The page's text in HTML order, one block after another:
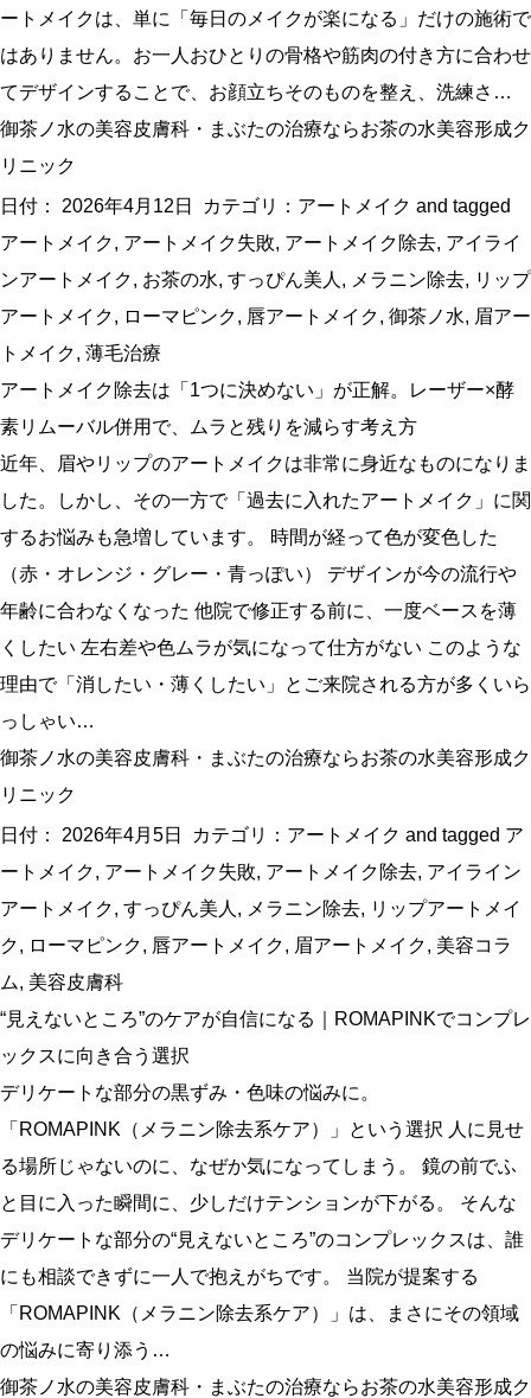
ートメイクは、単に「毎日のメイクが楽になる」だけの施術で
はありません。お一人おひとりの骨格や筋肉の付き方に合わせ
てデザインすることで、お顔立ちそのものを整え、洗練さ…
御茶ノ水の美容皮膚科・まぶたの治療ならお茶の水美容形成ク
リニック
日付： 2026年4月12日 カテゴリ： アートメイク and tagged
アートメイク, アートメイク失敗, アートメイク除去, アイライ
ンアートメイク, お茶の水, すっぴん美人 , メラニン除去, リップ
アートメイク, ローマピンク, 唇アートメイク, 御茶ノ水, 眉アー
トメイク, 薄毛治療
アートメイク除去は「1つに決めない」が正解。レーザー×酵
素リムーバル併用で、ムラと残りを減らす考え方
近年、眉やリップのアートメイクは非常に身近なものになりま
した。しかし、その一方で「過去に入れたアートメイク」に関
するお悩みも急増しています。 時間が経って色が変色した
（赤・オレンジ・グレー・青っぽい） デザインが今の流行や
年齢に合わなくなった 他院で修正する前に、一度ベースを薄
くしたい 左右差や色ムラが気になって仕方がない このような
理由で「消したい・薄くしたい」とご来院される方が多くいら
っしゃい…
御茶ノ水の美容皮膚科・まぶたの治療ならお茶の水美容形成ク
リニック
日付： 2026年4月5日 カテゴリ： アートメイク and tagged ア
ートメイク, アートメイク失敗, アートメイク除去, アイライン
アートメイク, すっぴん美人 , メラニン除去, リップアートメイ
ク, ローマピンク, 唇アートメイク, 眉アートメイク, 美容コラ
ム, 美容皮膚科
“見えないところ”のケアが自信になる｜ROMAPINKでコンプレ
ックスに向き合う選択
デリケートな部分の黒ずみ・色味の悩みに。
「ROMAPINK（メラニン除去系ケア）」という選択 人に見せ
る場所じゃないのに、なぜか気になってしまう。 鏡の前でふ
と目に入った瞬間に、少しだけテンションが下がる。 そんな
デリケートな部分の“見えないところ”のコンプレックスは、誰
にも相談できずに一人で抱えがちです。 当院が提案する
「ROMAPINK（メラニン除去系ケア）」は、まさにその領域
の悩みに寄り添う…
御茶ノ水の美容皮膚科・まぶたの治療ならお茶の水美容形成ク